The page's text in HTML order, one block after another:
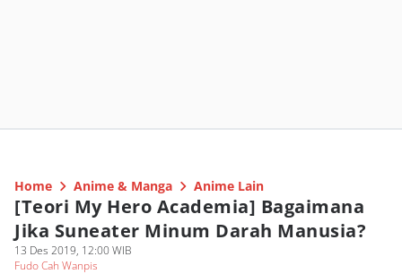
Home Anime & Manga Anime Lain
[Teori My Hero Academia] Bagaimana
Jika Suneater Minum Darah Manusia?
13 Des 2019, 12:00 WIB
Fudo Cah Wanpis